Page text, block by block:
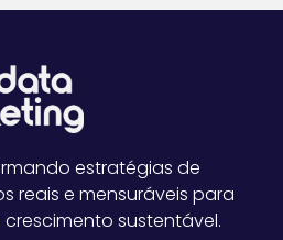
estratégias de
reais e mensuráveis para
sustentável.